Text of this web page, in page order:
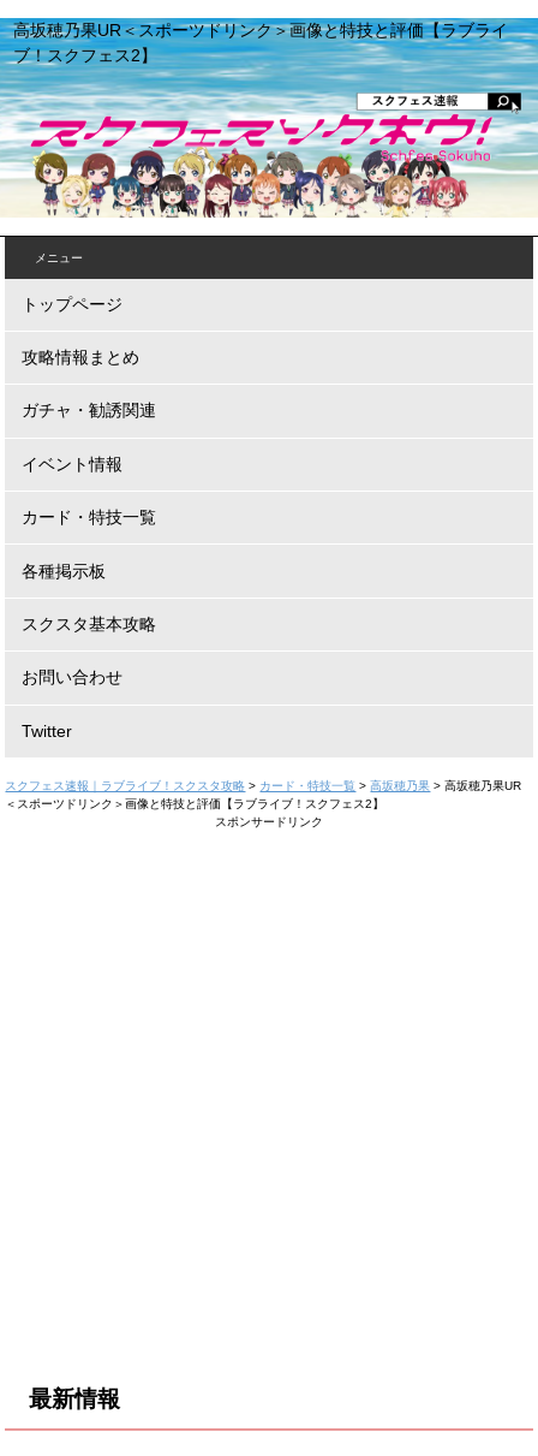
高坂穂乃果UR＜スポーツドリンク＞画像と特技と評価【ラブライ
ブ！スクフェス2】
メニュー
トップページ
攻略情報まとめ
ガチャ・勧誘関連
イベント情報
カード・特技一覧
各種掲示板
スクスタ基本攻略
お問い合わせ
Twitter
スクフェス速報｜ラブライブ！スクスタ攻略 > カード・特技一覧 >高坂穂乃果 >高坂穂乃果UR
＜スポーツドリンク＞画像と特技と評価【ラブライブ！スクフェス2】
スポンサードリンク
最新情報